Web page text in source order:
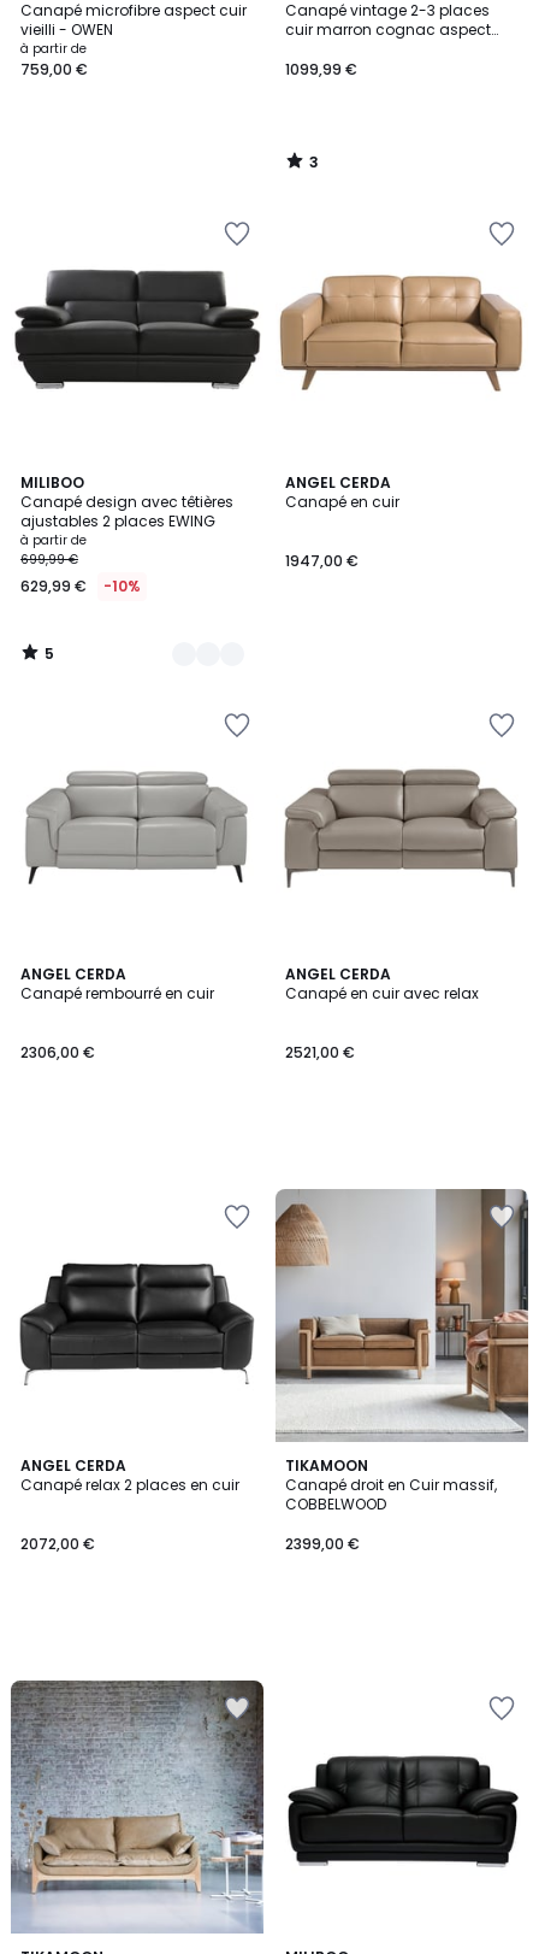
Canapé microfibre aspect cuir
vieilli - OWEN
à partir de
759,00 €
Canapé vintage 2-3 places
cuir marron cognac aspect
1099,99 €
/
5
3
/
MILIBOO
Canapé design avec têtières
ajustables 2 places EWING
à partir de
699,99 €
629,99 € -10%
5
/
5
2
Couleurs
5
/
ANGEL CERDA
Canapé en cuir
1947,00 €
ANGEL CERDA
Canapé rembourré en cuir
2306,00 €
ANGEL CERDA
Canapé en cuir avec relax
2521,00 €
ANGEL CERDA
Canapé relax 2 places en cuir
2072,00 €
TIKAMOON
Canapé droit en Cuir massif,
COBBELWOOD
2399,00 €